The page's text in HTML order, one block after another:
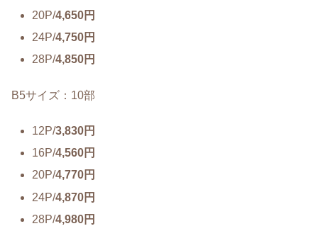
20P/4,650円
24P/4,750円
28P/4,850円
B5サイズ：10部
12P/3,830円
16P/4,560円
20P/4,770円
24P/4,870円
28P/4,980円